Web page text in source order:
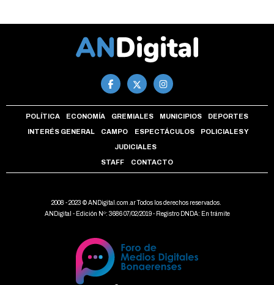
POLÍTICA ECONOMÍA GREMIALES MUNICIPIOS DEPORTES
INTERÉS GENERAL CAMPO ESPECTÁCULOS POLICIALES Y
JUDICIALES
STAFF CONTACTO
2008 - 2023 © ANDigital.com.ar Todos los derechos reservados.
ANDigital - Edición Nº: 3686 07/02/2019 - Registro DNDA: En trámite